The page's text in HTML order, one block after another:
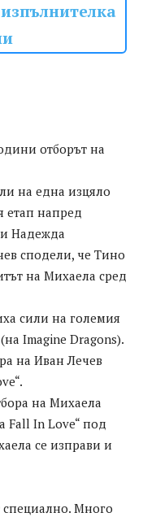
отборът на
на една изцяло
етап напред
Надежда
сподели, че Тино
на Михаела сред
сили на големия
Imagine Dragons).
на Иван Лечев
на Михаела
Fall In Love“ под
се изправи и
специално. Много